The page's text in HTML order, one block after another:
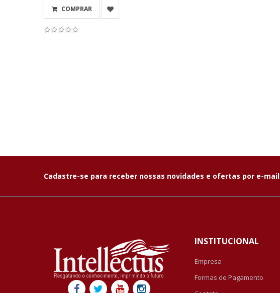
COMPRAR
Cadastre-se para receber nossas novidades e ofertas por e-mail
INSTITUCIONAL
Empresa
Formas de Pagamento